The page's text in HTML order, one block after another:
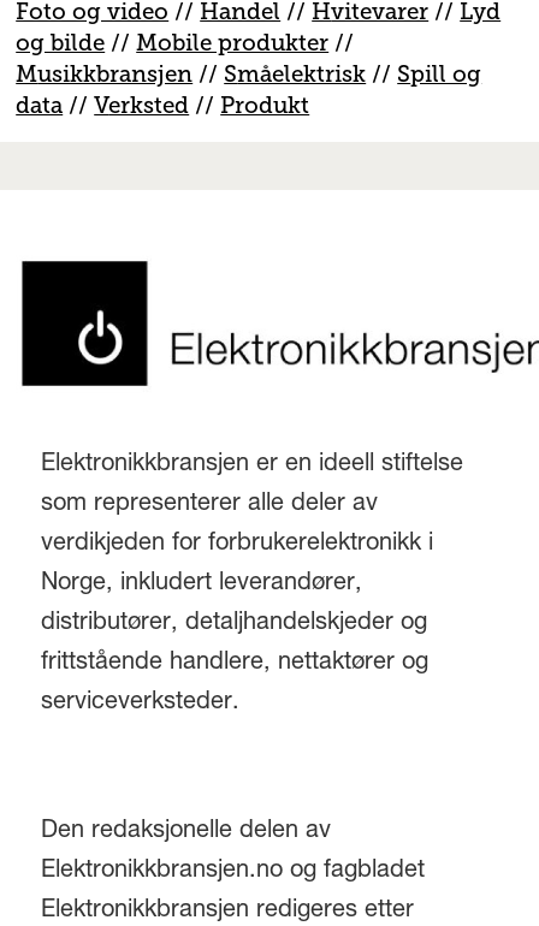
Foto og video // Handel // Hvitevarer // Lyd
og bilde //Mobile produkter //
Musikkbransjen // Småelektrisk // Spill og
data //Verksted // Produkt
Elektronikkbransjen er en ideell stiftelse
som representerer alle deler av
verdikjeden for forbrukerelektronikk i
Norge, inkludert leverandører,
distributører, detaljhandelskjeder og
frittstående handlere, nettaktører og
serviceverksteder.
Den redaksjonelle delen av
Elektronikkbransjen.no og fagbladet
Elektronikkbransjen redigeres etter